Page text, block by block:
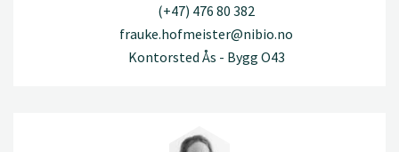
(+47) 476 80 382
frauke.hofmeister@nibio.no
Kontorsted Ås - Bygg O43